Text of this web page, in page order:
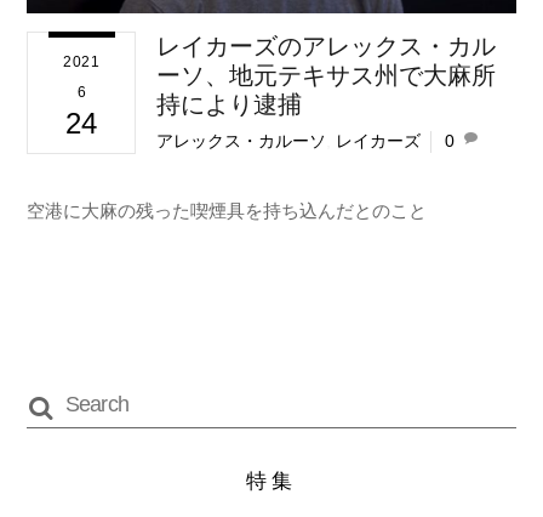
2021
6
24
レイカーズのアレックス・カル
ーソ、地元テキサス州で大麻所
持により逮捕
アレックス・カルーソ レイカーズ 0
空港に大麻の残った喫煙具を持ち込んだとのこと
特集